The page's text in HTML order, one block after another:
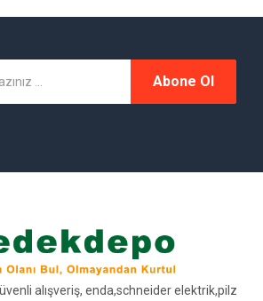
Abone Ol
alışveriş, enda,schneider elektrik,pilz